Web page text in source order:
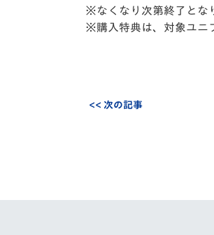
※なくなり次第終了とな
※購入特典は、対象ユニ
<< 次の記事